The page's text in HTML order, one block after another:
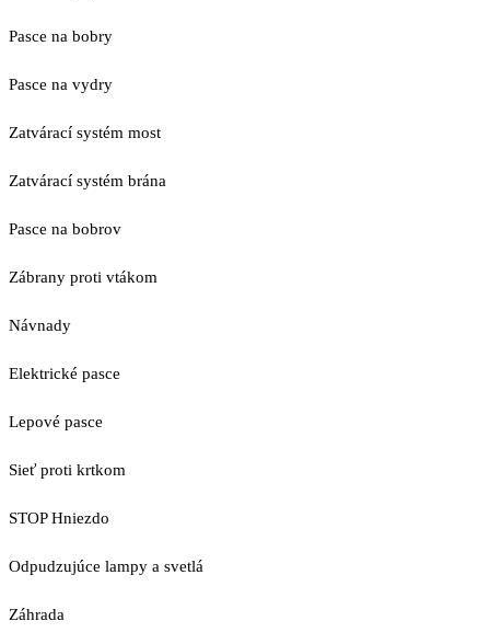
Pasce na bobry
Pasce na vydry
Zatvárací systém most
Zatvárací systém brána
Pasce na bobrov
Zábrany proti vtákom
Návnady
Elektrické pasce
Lepové pasce
Sieť proti krtkom
STOP Hniezdo
Odpudzujúce lampy a svetlá
Záhrada